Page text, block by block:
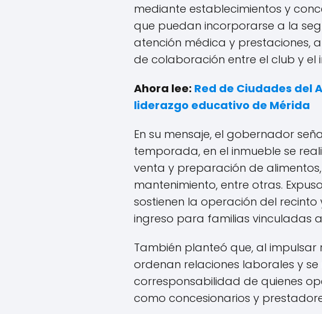
mediante establecimientos y
que puedan incorporarse a la
atención médica y prestaciones,
de colaboración entre el club y el
Ahora lee: Red de Ciudades del
liderazgo educativo de Mérida
En su mensaje, el gobernador
temporada, en el inmueble se
venta y preparación de
mantenimiento, entre otras.
sostienen la operación del recinto
ingreso para familias vinculadas
También planteó que, al impulsar
ordenan relaciones laborales y se
corresponsabilidad de quienes
como concesionarios y